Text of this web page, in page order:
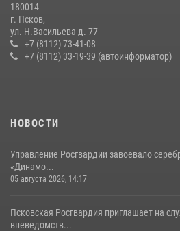
Всероссийского конкурса
сотрудников вневедомственной охраны
Росгвардейцы одержали победу
30 июля 2026, 05:10 3
22 июля 2026, 10:19
180014
г. Псков,
ул. Н.Васильева д. 77
+7 (8112) 73-41-08
+7 (8112) 33-19-39 (автоинформатор)
НОВОСТИ
Управление Росгвардии завоевало
«Динамо...
05 августа 2026, 14:17
Псковская Росгвардия приглашает на
вневедомств...